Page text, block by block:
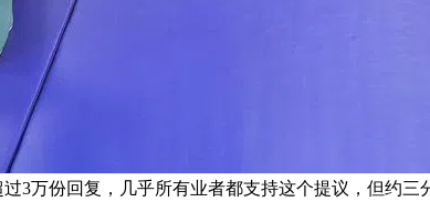
3万份回复，几乎所有业者都支持这个提议，但约三